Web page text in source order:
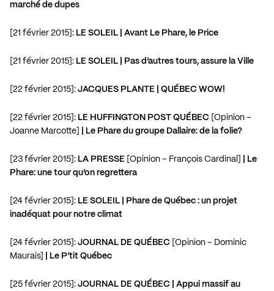
marché de dupes
[21 février 2015]: LE SOLEIL | Avant Le Phare, le Price
[21 février 2015]: LE SOLEIL | Pas d’autres tours, assure la Ville
[22 février 2015]: JACQUES PLANTE | QUÉBEC WOW!
[22 février 2015]: LE HUFFINGTON POST QUÉBEC [Opinion –
Joanne Marcotte]
| Le Phare du groupe Dallaire: de la folie?
[23 février 2015]: LA PRESSE [Opinion – François Cardinal]
| Le
Phare: une tour qu’on regrettera
[24 février 2015]: LE SOLEIL | Phare de Québec : un projet
inadéquat pour notre climat
[24 février 2015]: JOURNAL DE QUÉBEC [Opinion – Dominic
Maurais]
| Le P’tit Québec
[25 février 2015]: JOURNAL DE QUÉBEC | Appui massif au